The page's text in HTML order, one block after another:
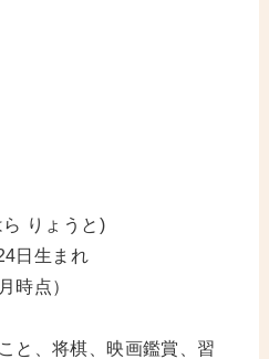
ら りょうと)
日生まれ
時点）
と、将棋、映画鑑賞、習